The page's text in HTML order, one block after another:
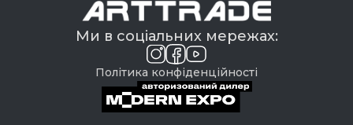
Ми в соціальних мережах:
Політика конфіденційності